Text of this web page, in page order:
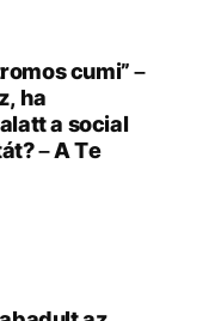
cumi” –
ha
a social
– A Te